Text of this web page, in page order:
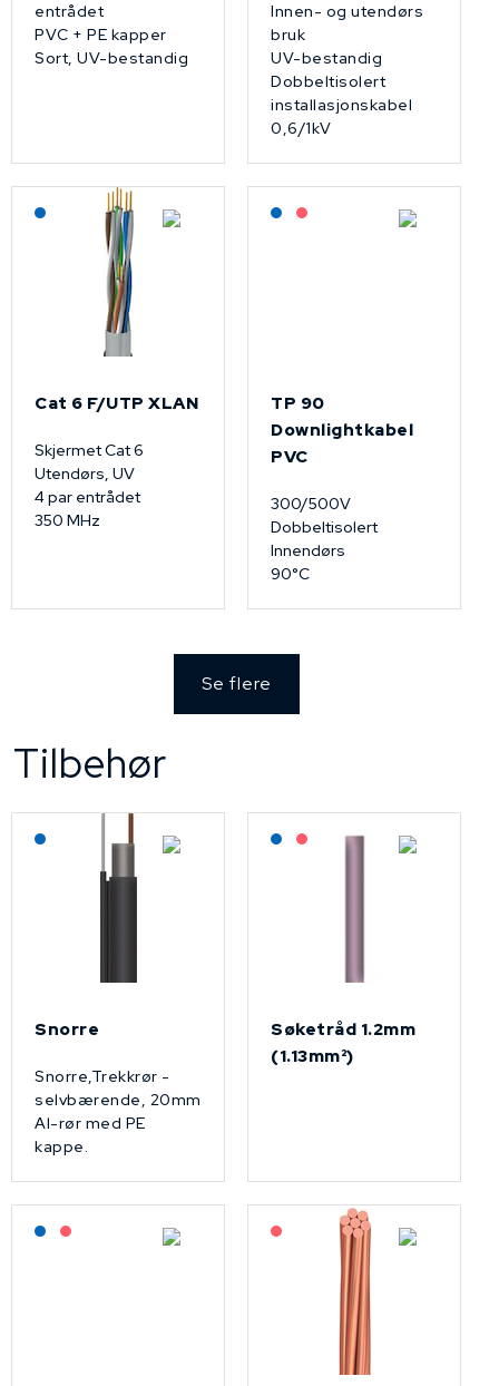
entrådet
PVC + PE kapper
Sort, UV-bestandig
Innen- og utendørs
bruk
UV-bestandig
Dobbeltisolert
installasjonskabel
0,6/1kV
Lagerført: NEK Kabel
Cat 6 F/UTP XLAN
Skjermet Cat 6
Utendørs, UV
4 par entrådet
350 MHz
Lagerført: NEK Kabel
På forespørsel
TP 90
Downlightkabel
PVC
300/500V
Dobbeltisolert
Innendørs
90°C
Se flere
Tilbehør
Lagerført: NEK Kabel
Snorre
Snorre,Trekkrør -
selvbærende, 20mm
Al-rør med PE
kappe.
Lagerført: NEK Kabel
På forespørsel
Søketråd 1.2mm
(1.13mm²)
Lagerført: NEK Kabel
På forespørsel På forespørsel